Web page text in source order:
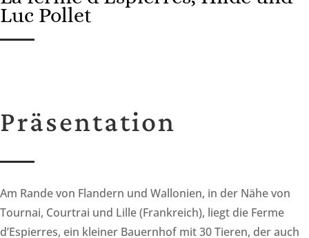
Luc Pollet
Präsentation
Am Rande von Flandern und Wallonien, in der Nähe von
Tournai, Courtrai und Lille (Frankreich), liegt die Ferme
d’Espierres, ein kleiner Bauernhof mit 30 Tieren, der auch